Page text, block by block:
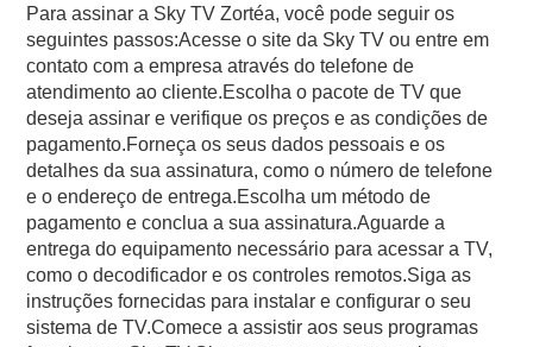
Para assinar a Sky TV Zortéa, você pode seguir os
seguintes passos:Acesse o site da Sky TV ou entre em
contato com a empresa através do telefone de
atendimento ao cliente.Escolha o pacote de TV que
deseja assinar e verifique os preços e as condições de
pagamento.Forneça os seus dados pessoais e os
detalhes da sua assinatura, como o número de telefone
e o endereço de entrega.Escolha um método de
pagamento e conclua a sua assinatura.Aguarde a
entrega do equipamento necessário para acessar a TV,
como o decodificador e os controles remotos.Siga as
instruções fornecidas para instalar e configurar o seu
sistema de TV.Comece a assistir aos seus programas